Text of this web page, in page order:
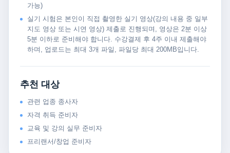
가능)
실기 시험은 본인이 직접 촬영한 실기 영상(강의 내용 중 일부
지도 영상 또는 시연 영상) 제출로 진행되며, 영상은 2분 이상
5분 이하로 준비해야 합니다. 수강결제 후 4주 이내 제출해야
하며, 업로드는 최대 3개 파일, 파일당 최대 200MB입니다.
추천 대상
관련 업종 종사자
자격 취득 준비자
교육 및 강의 실무 준비자
프리랜서/창업 준비자